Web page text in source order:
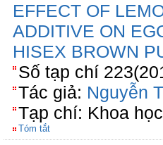
EFFECT OF
ADDITIVE ON
HISEX BROWN
Số tạp chí
Tác giả: Nguyễn
Tạp chí: Khoa
Tóm tắt